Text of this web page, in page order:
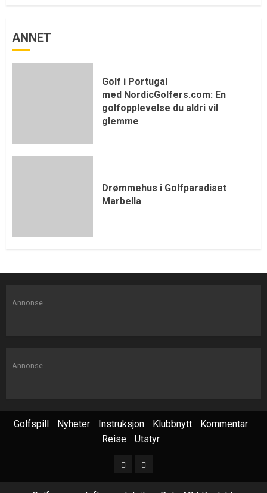
ANNET
Golf i Portugal
med NordicGolfers.com: En
golfopplevelse du aldri vil
glemme
Drømmehus i Golfparadiset
Marbella
Annonse
Annonse
Golfspill Nyheter Instruksjon Klubbnytt
Kommentar
Reise
Utstyr